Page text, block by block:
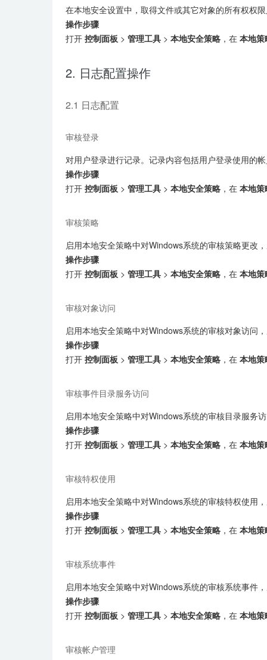
在本地安全设置中，取得文件或其它对象的所有权权
操作步骤
打开 控制面板 > 管理工具 > 本地安全策略 ，在 本地策
2. 日志配置操作
2.1 日志配置
审核登录
对用户登录进行记录。记录内容包括用户登录使用的
操作步骤
打开 控制面板 > 管理工具 > 本地安全策略 ，在 本地策
审核策略
启用本地安全策略中对Windows系统的审核策略更改
操作步骤
打开 控制面板 > 管理工具 > 本地安全策略 ，在 本地策
审核对象访问
启用本地安全策略中对Windows系统的审核对象访问
操作步骤
打开 控制面板 > 管理工具 > 本地安全策略 ，在 本地策
审核事件目录服务访问
启用本地安全策略中对Windows系统的审核目录服务
操作步骤
打开 控制面板 > 管理工具 > 本地安全策略 ，在 本地策
审核特权使用
启用本地安全策略中对Windows系统的审核特权使用
操作步骤
打开 控制面板 > 管理工具 > 本地安全策略 ，在 本地策
审核系统事件
启用本地安全策略中对Windows系统的审核系统事件
操作步骤
打开 控制面板 > 管理工具 > 本地安全策略 ，在 本地策
审核帐户管理